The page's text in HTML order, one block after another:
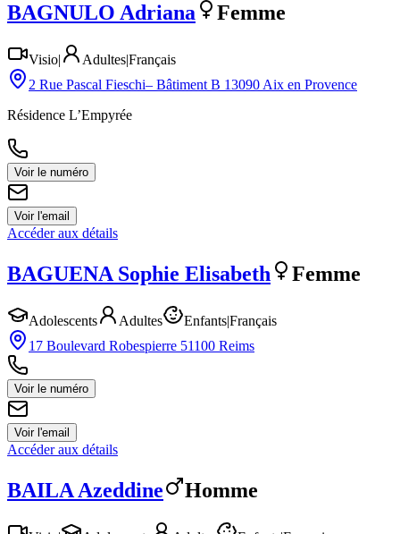
BAGNULO Adriana Femme
Visio| Adultes|Français
2 Rue Pascal Fieschi– Bâtiment B 13090 Aix en Provence
Résidence L’Empyrée
Voir le numéro
Voir l'email
Accéder aux détails
BAGUENA Sophie Elisabeth Femme
Adolescents Adultes Enfants|Français
17 Boulevard Robespierre 51100 Reims
Voir le numéro
Voir l'email
Accéder aux détails
BAILA Azeddine Homme